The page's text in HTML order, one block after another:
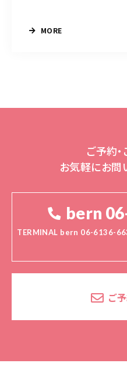
MORE
ご予約
お気軽にお問
bern
TERMINAL bern 06-6136-
ご